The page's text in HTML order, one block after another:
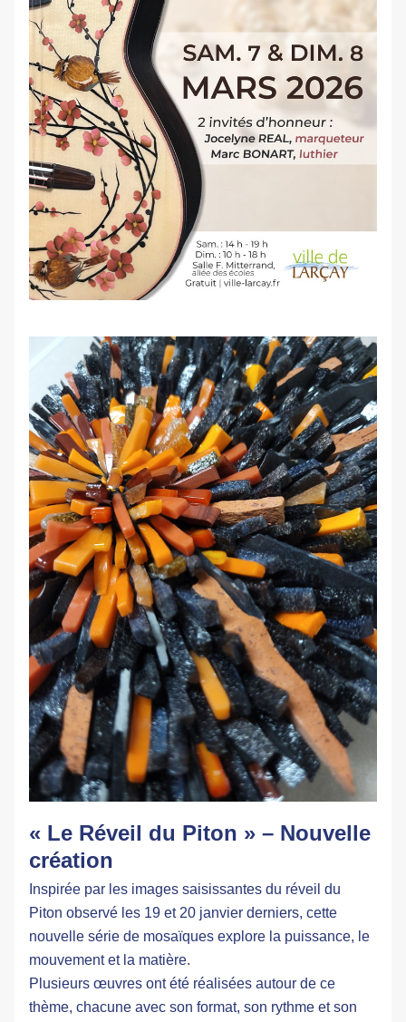
« Le Réveil du Piton » – Nouvelle
création
Inspirée par les images saisissantes du réveil du
Piton observé les 19 et 20 janvier derniers, cette
nouvelle série de mosaïques explore la puissance, le
mouvement et la matière.
Plusieurs œuvres ont été réalisées autour de ce
thème, chacune avec son format, son rythme et son